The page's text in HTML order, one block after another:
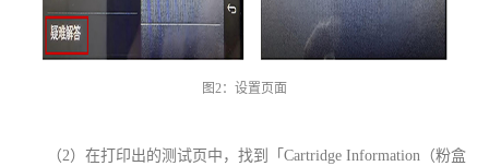
图2：设置页面
（2）在打印出的测试页中，找到「Cartridge Information（粉盒